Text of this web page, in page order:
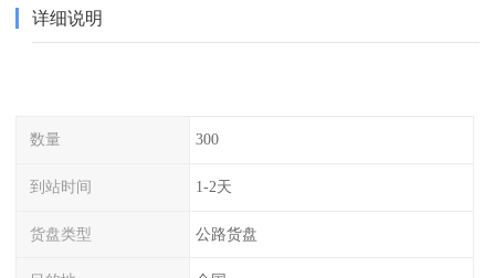
详细说明
数量 300
到站时间 1-2天
货盘类型 公路货盘